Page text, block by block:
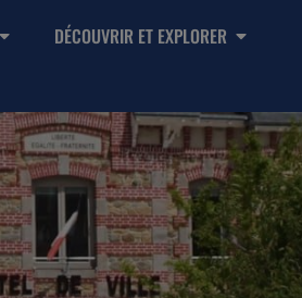
DÉCOUVRIR ET EXPLORER